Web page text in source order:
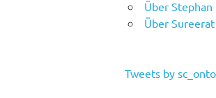
Über Stephan
Über Sureerat
Tweets by